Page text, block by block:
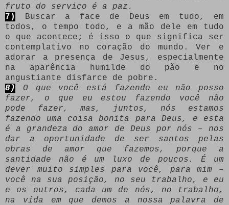
fruto do serviço é a paz.
7)
Buscar a face de Deus em tudo, em
todos, o tempo todo, e a mão dele em tudo
o que acontece; é isso o que significa ser
contemplativo no coração do mundo. Ver e
adorar a presença de Jesus, especialmente
na aparência humilde do pão e no
angustiante disfarce de pobre.
8)
O que você está fazendo eu não posso
fazer, o que eu estou fazendo você não
pode fazer, mas, juntos, nós estamos
fazendo uma coisa bonita para Deus, e esta
é a grandeza do amor de Deus por nós – nos
dar a oportunidade de ser santos pelas
obras de amor que fazemos, porque a
santidade não é um luxo de poucos. É um
dever muito simples para você, para mim –
você na sua posição, no seu trabalho, e eu
e os outros, cada um de nós, no trabalho,
na vida em que demos a nossa palavra de